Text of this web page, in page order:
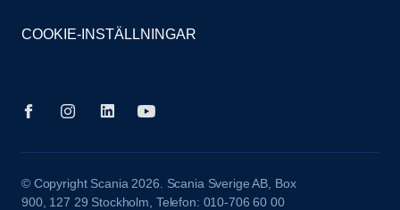
COOKIE-INSTÄLLNINGAR
© Copyright Scania 2026. Scania Sverige AB, Box
900, 127 29 Stockholm, Telefon: 010-706 60 00